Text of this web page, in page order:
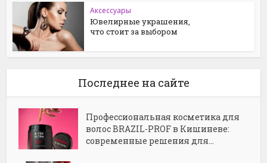
Аксессуары
Ювелирные украшения,
что стоит за выбором
Последнее на сайте
Профессиональная косметика для
волос BRAZIL-PROF в Кишиневе:
современные решения для...